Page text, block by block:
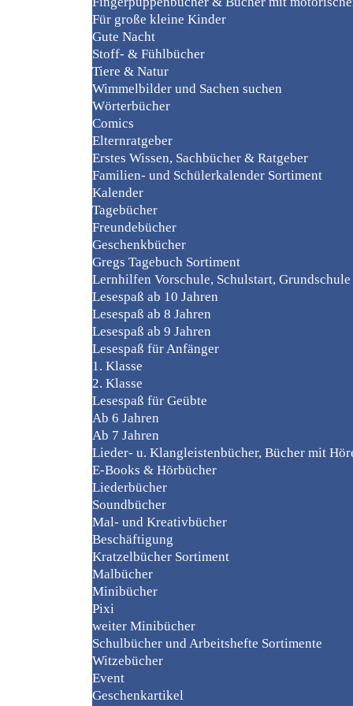
Für große kleine Kinder
Gute Nacht
Stoff- & Fühlbücher
Tiere & Natur
Wimmelbilder und Sachen suchen
Wörterbücher
Comics
Elternratgeber
Erstes Wissen, Sachbücher & Ratgeber
Familien- und Schülerkalender Sortiment
Kalender
Tagebücher
Freundebücher
Geschenkbücher
Gregs Tagebuch Sortiment
Lernhilfen Vorschule, Schulstart, Grundschule
Lesespaß ab 10 Jahren
Lesespaß ab 8 Jahren
Lesespaß ab 9 Jahren
Lesespaß für Anfänger
1. Klasse
2. Klasse
Lesespaß für Geübte
Ab 6 Jahren
Ab 7 Jahren
Lieder- u. Klangleistenbücher, Bücher mit
E-Books & Hörbücher
Liederbücher
Soundbücher
Mal- und Kreativbücher
Beschäftigung
Kratzelbücher Sortiment
Malbücher
Minibücher
Pixi
weiter Minibücher
Schulbücher und Arbeitshefte Sortimente
Witzebücher
Event
Geschenkartikel